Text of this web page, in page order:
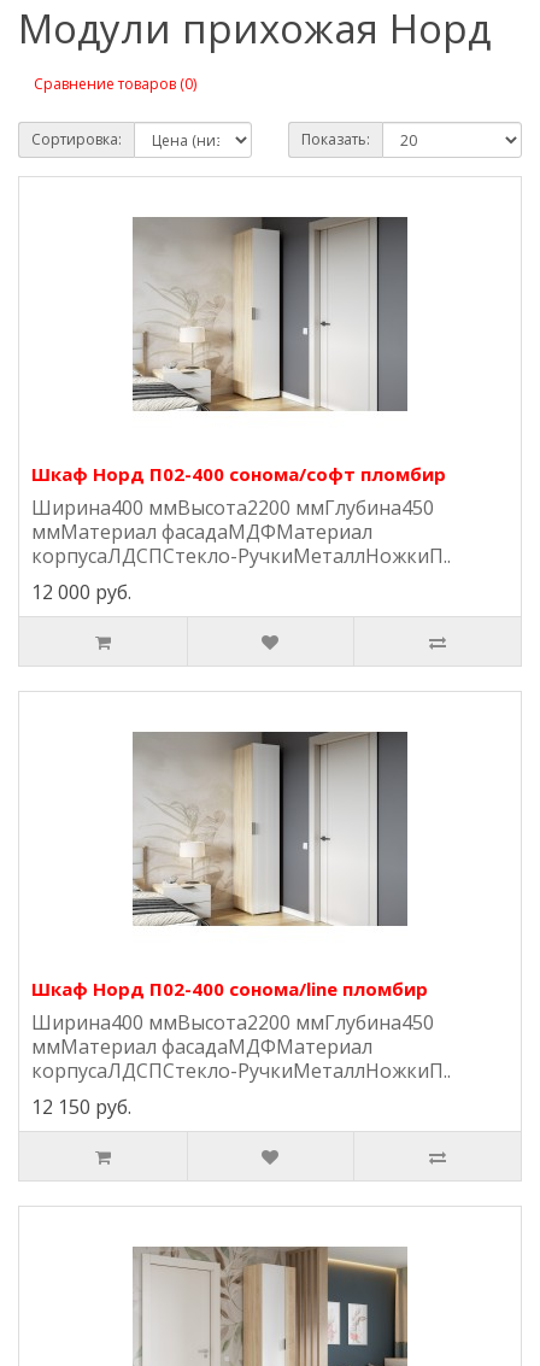
Модули прихожая Норд
Сравнение товаров (0)
Сортировка: Показать:
Шкаф Норд П02-400 сонома/софт пломбир
Ширина400 ммВысота2200 ммГлубина450
ммМатериал фасадаМДФМатериал
корпусаЛДСПСтекло-РучкиМеталлНожкиП..
12 000 руб.
Шкаф Норд П02-400 сонома/line пломбир
Ширина400 ммВысота2200 ммГлубина450
ммМатериал фасадаМДФМатериал
корпусаЛДСПСтекло-РучкиМеталлНожкиП..
12 150 руб.